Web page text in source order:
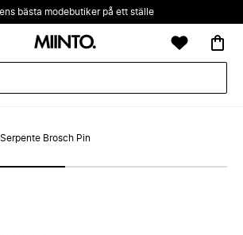
bästa modebutiker på ett ställe
Brosch Pin